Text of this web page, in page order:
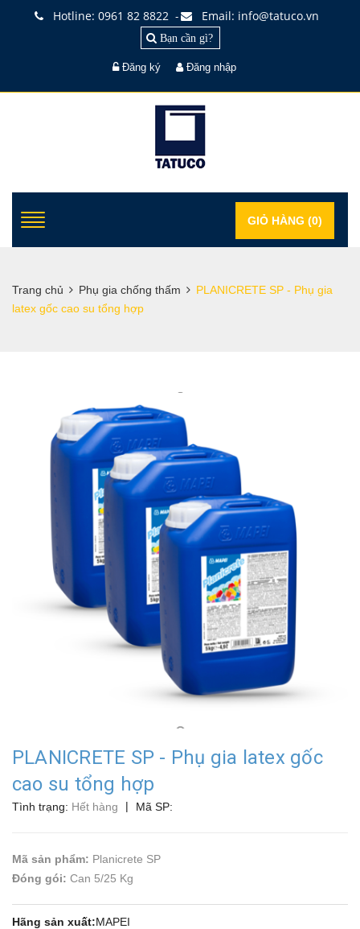
Hotline: 0961 82 8822- Email: info@tatuco.vn
Bạn cần gì?
Đăng ký Đăng nhập
GIỎ HÀNG (0)
Trang chủ Phụ gia chống thấm
PLANICRETE SP - Phụ gia
latex gốc cao su tổng hợp
PLANICRETE SP - Phụ gia latex gốc
cao su tổng hợp
Tình trạng: Hết hàng | Mã SP:
Mã sản phẩm: Planicrete SP
Đóng gói: Can 5/25 Kg
Hãng sản xuất:MAPEI